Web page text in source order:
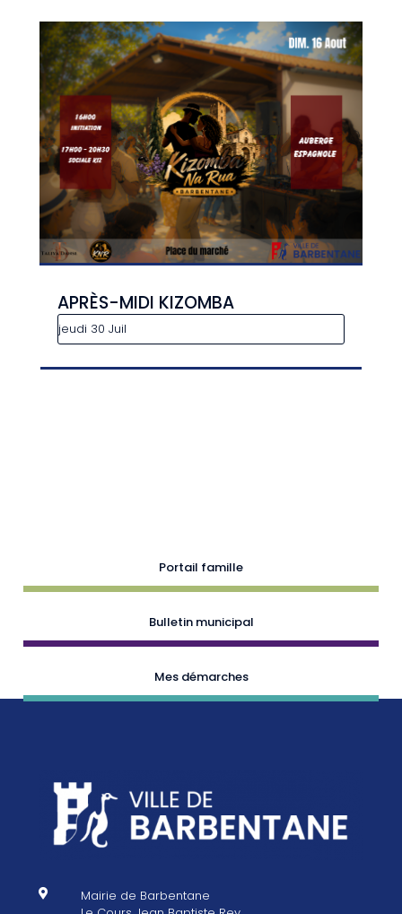
APRÈS-MIDI KIZOMBA
jeudi 30 Juil
Portail famille
Bulletin municipal
Mes démarches

Mairie de Barbentane